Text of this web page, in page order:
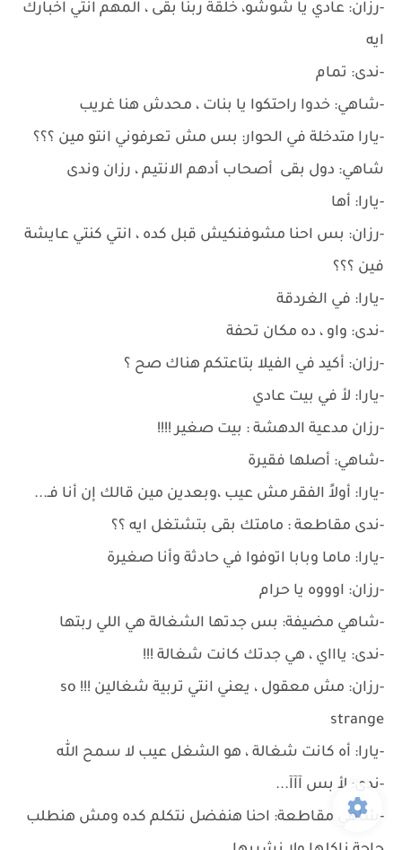
-رزان: عادي يا شوشو، خلقة ربنا بقى ، المهم انتي اخبارك
ايه
-ندى: تمام
-شاهي: خدوا راحتكوا يا بنات ، محدش هنا غريب
-يارا متدخلة في الحوار: بس مش تعرفوني انتو مين ؟؟؟
شاهي: دول بقى أصحاب أدهم الانتيم ، رزان وندى
-يارا: أها
-رزان: بس احنا مشوفنكيش قبل كده ، انتي كنتي عايشة
فين ؟؟؟
-يارا: في الغردقة
-ندى: واو ، ده مكان تحفة
-رزان: أكيد في الفيلا بتاعتكم هناك صح ؟
-يارا: لأ في بيت عادي
-رزان مدعية الدهشة : بيت صغير !!!!
-شاهي: أصلها فقيرة
-يارا: أولاً الفقر مش عيب ،وبعدين مين قالك إن أنا فـ...
-ندى مقاطعة : مامتك بقى بتشتغل ايه ؟؟
-يارا: ماما وبابا اتوفوا في حادثة وأنا صغيرة
-رزان: اوووه يا حرام
-شاهي مضيفة: بس جدتها الشغالة هي اللي ربتها
-ندى: ياااي ، هي جدتك كانت شغالة !!!
-رزان: مش معقول ، يعني انتي تربية شغالين !!! so
strange
-يارا: أه كانت شغالة ، هو الشغل عيب لا سمح الله
-ندى: لأ بس آآآ...
-شاهي مقاطعة: احنا هنفضل نتكلم كده ومش هنطلب